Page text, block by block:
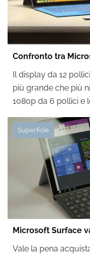
Confronto tra
Il display da 12
più grande che più
1080p da 6 pollici e
Superficie
Microsoft Surface
Vale la pena